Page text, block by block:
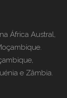
África Austral,
e Zâmbia.